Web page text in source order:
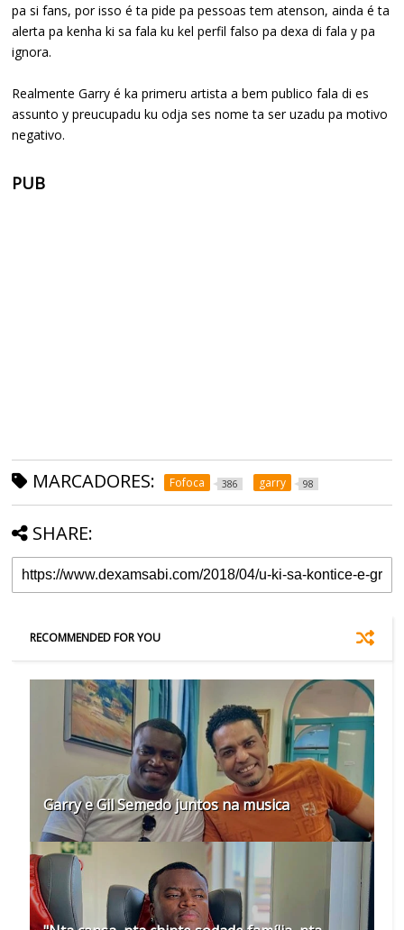
pa si fans, por isso é ta pide pa pessoas tem atenson, ainda é ta
alerta pa kenha ki sa fala ku kel perfil falso pa dexa di fala y pa
ignora.
Realmente Garry é ka primeru artista a bem publico fala di es
assunto y preucupadu ku odja ses nome ta ser uzadu pa motivo
negativo.
PUB
MARCADORES: Fofoca 386 garry 98
SHARE:
RECOMMENDED FOR YOU
Garry e Gil Semedo juntos na musica